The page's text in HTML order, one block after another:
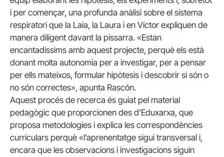
i per començar, una profunda anàlisi sobre el sistema
respiratori que la Laia, la Laura i en Víctor expliquen de
manera diligent davant la pissarra. «Estan
encantadíssims amb aquest projecte, perquè els està
donant molta autonomia per a investigar, per a pensar
per ells mateixos, formular hipòtesis i descobrir si són o
no són correctes», apunta Rascón.
Aquest procés de recerca és guiat pel material
pedagògic que proporcionen des d’Eduxarxa, que
proposa metodologies i explica les correspondències
curriculars perquè «l’aprenentatge sigui transversal i,
encara que les observacions i investigacions siguin